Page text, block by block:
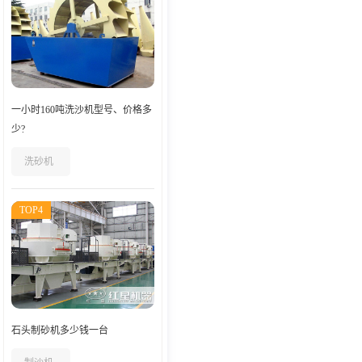
一小时160吨洗沙机型号、价格多
少?
洗砂机
TOP4
石头制砂机多少钱一台